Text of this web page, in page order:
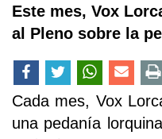
Este mes, Vox
al Pleno sobre la
Cada mes, Vox
una pedanía